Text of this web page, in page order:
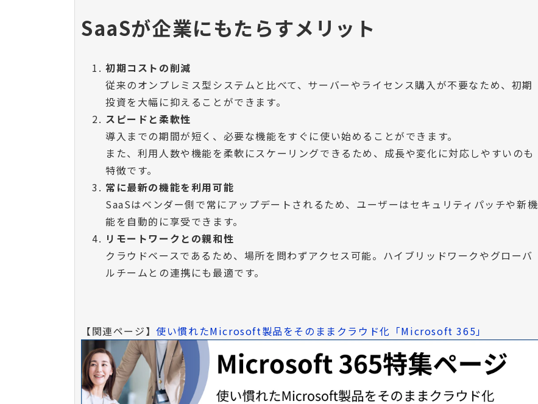
SaaSが企業にもたらすメリット
初期コストの削減
従来のオンプレミス型システムと比べて、サーバーやライセンス購入が不要なため、初期
投資を大幅に抑えることができます。
スピードと柔軟性
導入までの期間が短く、必要な機能をすぐに使い始めることができます。
また、利用人数や機能を柔軟にスケーリングできるため、成長や変化に対応しやすいのも
特徴です。
常に最新の機能を利用可能
SaaSはベンダー側で常にアップデートされるため、ユーザーはセキュリティパッチや新機
能を自動的に享受できます。
リモートワークとの親和性
クラウドベースであるため、場所を問わずアクセス可能。ハイブリッドワークやグローバ
ルチームとの連携にも最適です。
【関連ページ】使い慣れたMicrosoft製品をそのままクラウド化「Microsoft 365」